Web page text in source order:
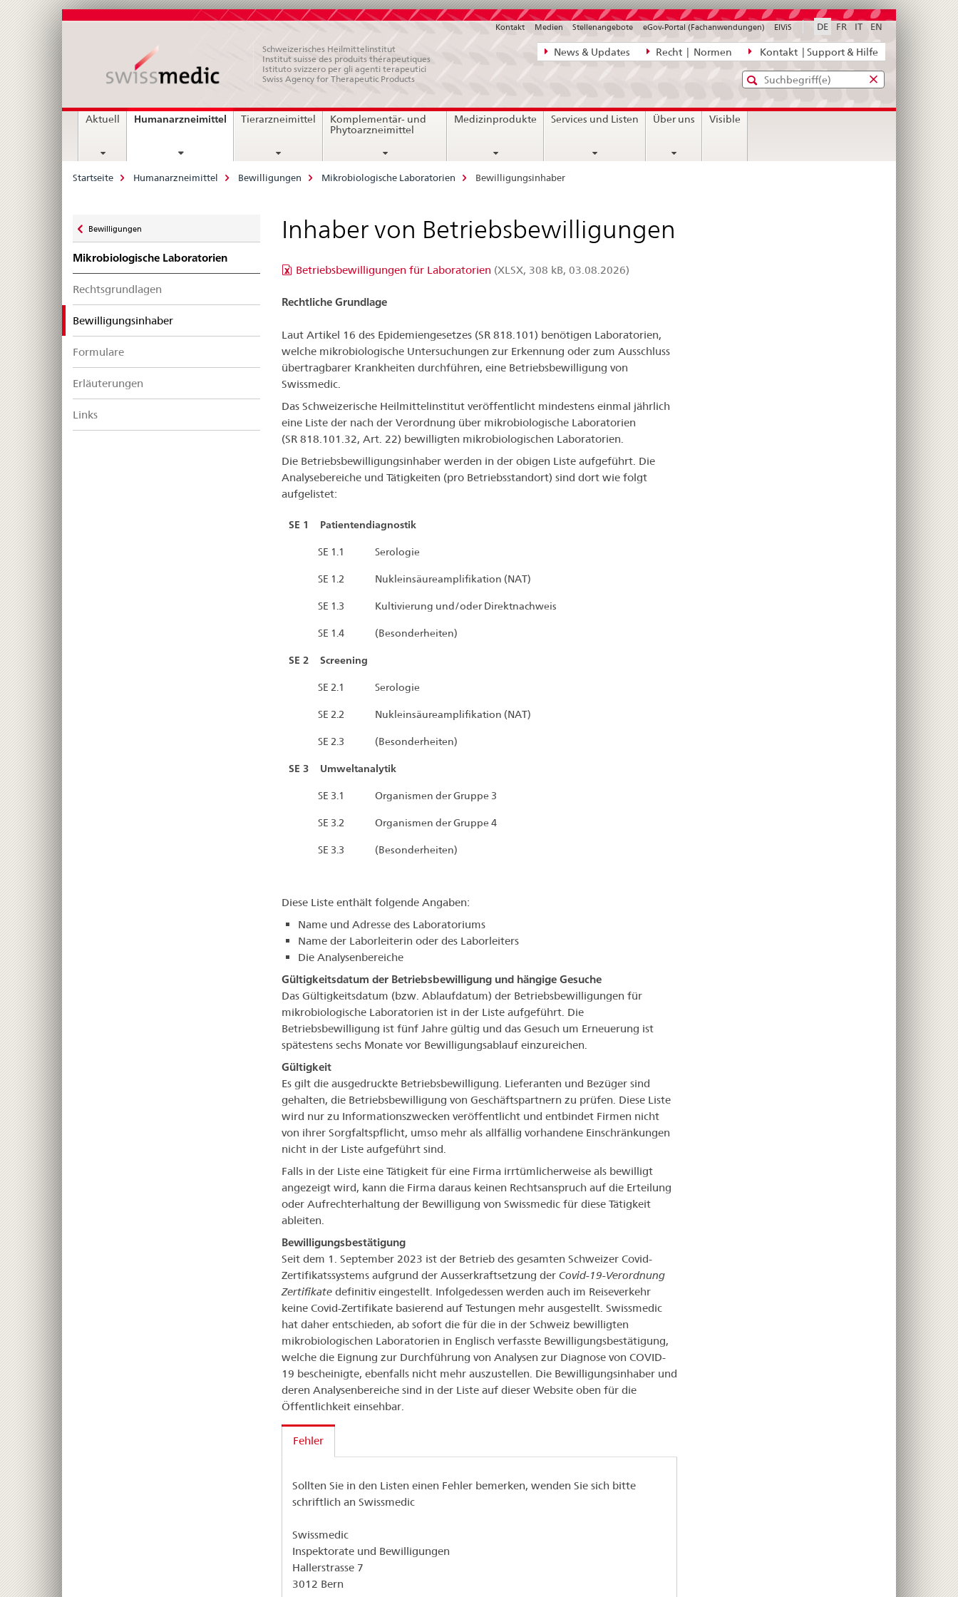
Direktnavigation
News,
Kontakt
News & Updates Recht | Normen Kontakt | Support & Hilfe
DE FR IT EN
Kontakt Medien Stellenangebote eGov-Portal (Fachanwendungen) ElViS
Schweizerisches Heilmittelinstitut
Institut suisse des produits thérapeutiques
Istituto svizzero per gli agenti terapeutici
Swiss Agency for Therapeutic Products
Standard-
Suche
Eingabefenster
diefür
Hauptnavigation
Aktuell Humanarzneimittel current
Tierarzneimittel
Komplementär- und
Phytoarzneimittel
Medizinprodukte Services und Listen Über uns Visible
Breadcrumb
Startseite Humanarzneimittel Bewilligungen Mikrobiologische Laboratorien Bewilligungsinhaber
zu
Bewilligungen
Mikrobiologische Laboratorien
Rechtsgrundlagen
Bewilligungsinhaberselected
Formulare
Erläuterungen
Links
Inhaber von Betriebsbewilligungen
Betriebsbewilligungen für Laboratorien (XLSX, 308 kB, 03.08.2026)
Rechtliche Grundlage
Laut Artikel 16 des Epidemiengesetzes (SR 818.101) benötigen Laboratorien,
welche mikrobiologische Untersuchungen zur Erkennung oder zum Ausschluss
übertragbarer Krankheiten durchführen, eine Betriebsbewilligung von
Swissmedic.
Das Schweizerische Heilmittelinstitut veröffentlicht mindestens einmal jährlich
eine Liste der nach der Verordnung über mikrobiologische Laboratorien
(SR 818.101.32, Art. 22) bewilligten mikrobiologischen Laboratorien.
Die Betriebsbewilligungsinhaber werden in der obigen Liste aufgeführt. Die
Analysebereiche und Tätigkeiten (pro Betriebsstandort) sind dort wie folgt
aufgelistet:
SE 1 Patientendiagnostik
SE 1.1 Serologie
SE 1.2 Nukleinsäureamplifikation (NAT)
SE 1.3 Kultivierung und/oder Direktnachweis
SE 1.4 (Besonderheiten)
SE 2 Screening
SE 2.1 Serologie
SE 2.2 Nukleinsäureamplifikation (NAT)
SE 2.3 (Besonderheiten)
SE 3 Umweltanalytik
SE 3.1 Organismen der Gruppe 3
SE 3.2 Organismen der Gruppe 4
SE 3.3 (Besonderheiten)
Diese Liste enthält folgende Angaben:
Name und Adresse des Laboratoriums
Name der Laborleiterin oder des Laborleiters
Die Analysenbereiche
Gültigkeitsdatum der Betriebsbewilligung und hängige Gesuche
Das Gültigkeitsdatum (bzw. Ablaufdatum) der Betriebsbewilligungen für
mikrobiologische Laboratorien ist in der Liste aufgeführt. Die
Betriebsbewilligung ist fünf Jahre gültig und das Gesuch um Erneuerung ist
spätestens sechs Monate vor Bewilligungsablauf einzureichen.
Gültigkeit
Es gilt die ausgedruckte Betriebsbewilligung. Lieferanten und Bezüger sind
gehalten, die Betriebsbewilligung von Geschäftspartnern zu prüfen. Diese Liste
wird nur zu Informationszwecken veröffentlicht und entbindet Firmen nicht
von ihrer Sorgfaltspflicht, umso mehr als allfällig vorhandene Einschränkungen
nicht in der Liste aufgeführt sind.
Falls in der Liste eine Tätigkeit für eine Firma irrtümlicherweise als bewilligt
angezeigt wird, kann die Firma daraus keinen Rechtsanspruch auf die Erteilung
oder Aufrechterhaltung der Bewilligung von Swissmedic für diese Tätigkeit
ableiten.
Bewilligungsbestätigung
Seit dem 1. September 2023 ist der Betrieb des gesamten Schweizer Covid-
Zertifikatssystems aufgrund der Ausserkraftsetzung der Covid-19-Verordnung
Zertifikatedefinitiv eingestellt. Infolgedessen werden auch im Reiseverkehr
keine Covid-Zertifikate basierend auf Testungen mehr ausgestellt. Swissmedic
hat daher entschieden, ab sofort die für die in der Schweiz bewilligten
mikrobiologischen Laboratorien in Englisch verfasste Bewilligungsbestätigung,
welche die Eignung zur Durchführung von Analysen zur Diagnose von COVID-
19 bescheinigte, ebenfalls nicht mehr auszustellen. Die Bewilligungsinhaber und
deren Analysenbereiche sind in der Liste auf dieser Website oben für die
Öffentlichkeit einsehbar.
Fehler
Sollten Sie in den Listen einen Fehler bemerken, wenden Sie sich bitte
schriftlich an Swissmedic
Swissmedic
Inspektorate und Bewilligungen
Hallerstrasse 7
3012 Bern